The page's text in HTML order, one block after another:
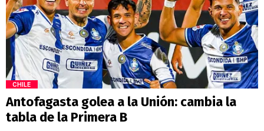
CHILE
Antofagasta golea a la Unión: cambia la
tabla de la Primera B